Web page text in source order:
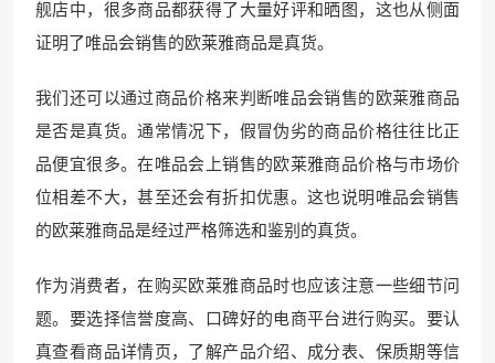
舰店中，很多商品都获得了大量好评和晒图，这也从侧面
证明了唯品会销售的欧莱雅商品是真货。
我们还可以通过商品价格来判断唯品会销售的欧莱雅商品
是否是真货。通常情况下，假冒伪劣的商品价格往往比正
品便宜很多。在唯品会上销售的欧莱雅商品价格与市场价
位相差不大，甚至还会有折扣优惠。这也说明唯品会销售
的欧莱雅商品是经过严格筛选和鉴别的真货。
作为消费者，在购买欧莱雅商品时也应该注意一些细节问
题。要选择信誉度高、口碑好的电商平台进行购买。要认
真查看商品详情页，了解产品介绍、成分表、保质期等信